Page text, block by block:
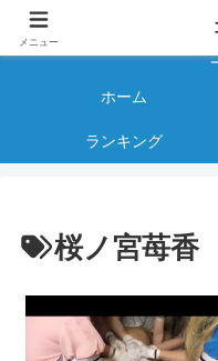
様々なジャンルのコ
ホーム
ランキング
桜ノ宮苺香
メニュー